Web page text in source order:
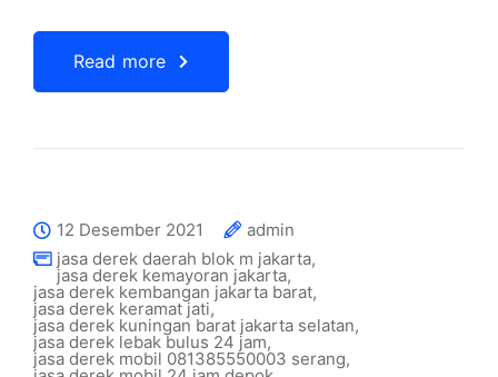
Read more
12 Desember 2021
admin
jasa derek daerah blok m jakarta,
jasa derek kemayoran jakarta,
jasa derek kembangan jakarta barat,
jasa derek keramat jati,
jasa derek kuningan barat jakarta selatan,
jasa derek lebak bulus 24 jam,
jasa derek mobil 081385550003 serang,